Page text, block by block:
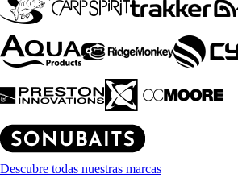
Descubre todas nuestras marcas